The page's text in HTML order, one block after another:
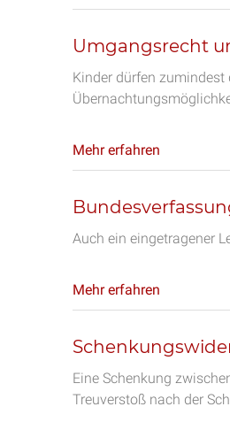
Umgangsrecht
Kinder dürfen zumindest
Mehr erfahren
Auch ein eingetragener
Mehr erfahren
Eine Schenkung
Treuverstoß nach der